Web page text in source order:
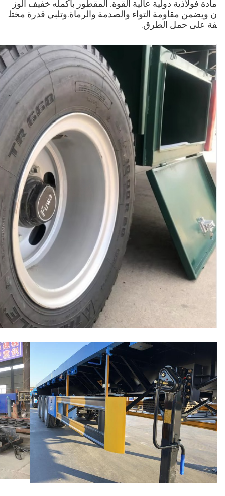
مادة فولاذية دولية عالية القوة. المقطور بأكمله خفيف الوز
ن ويضمن مقاومة التواء والصدمة والرماة.وتلبي قدرة مختل
فة على حمل الطرق.